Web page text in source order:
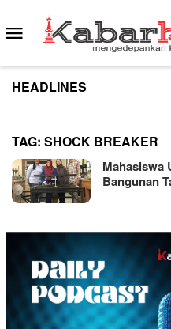
to
content
Mobile
Menu
HEADLINES
TAG: SHOCK BREAKER
Mahasiswa
Bangunan